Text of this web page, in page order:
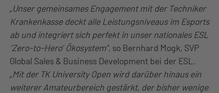
„Unser gemeinsames Engagement mit der Techniker
Krankenkasse deckt alle Leistungsniveaus im Esports
ab und integriert sich perfekt in unser nationales ESL
‘Zero-to-Hero’ Ökosystem”, so Bernhard Mogk, SVP
Global Sales & Business Development bei der ESL.
„Mit der TK University Open wird darüber hinaus ein
weiterer Amateurbereich gestärkt, der bisher wenige